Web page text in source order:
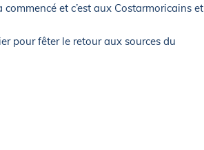
et c’est aux Costarmoricains et
pour fêter le retour aux sources du